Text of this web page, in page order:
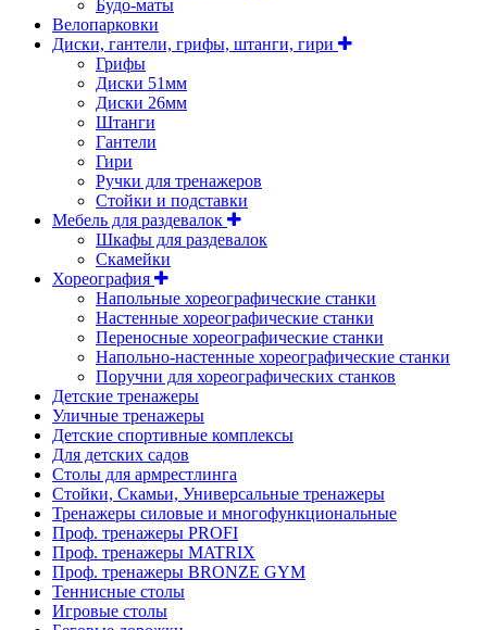
Будо-маты
Велопарковки
Диски, гантели, грифы, штанги, гири
Грифы
Диски 51мм
Диски 26мм
Штанги
Гантели
Гири
Ручки для тренажеров
Стойки и подставки
Мебель для раздевалок
Шкафы для раздевалок
Скамейки
Хореография
Напольные хореографические станки
Настенные хореографические станки
Переносные хореографические станки
Напольно-настенные хореографические станки
Поручни для хореографических станков
Детские тренажеры
Уличные тренажеры
Детские спортивные комплексы
Для детских садов
Столы для армрестлинга
Стойки, Скамьи, Универсальные тренажеры
Тренажеры силовые и многофункциональные
Проф. тренажеры PROFI
Проф. тренажеры MATRIX
Проф. тренажеры BRONZE GYM
Теннисные столы
Игровые столы